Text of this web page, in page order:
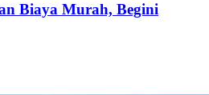
Biaya Murah, Begini